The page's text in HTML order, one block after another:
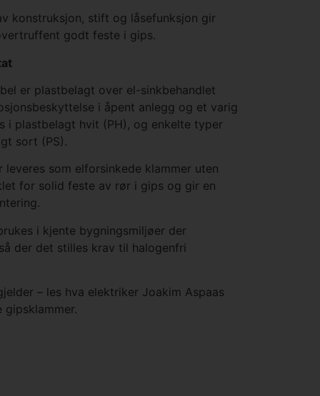
konstruksjon, stift og låsefunksjon gir
godt feste i gips.
er plastbelagt over el-sinkbehandlet
i åpent anlegg og et varig
i plastbelagt hvit (PH), og enkelte typer
sort (PS).
som elforsinkede klammer uten
for solid feste av rør i gips og gir en
i kjente bygningsmiljøer der
der det stilles krav til halogenfri
– les hva elektriker Joakim Aspaas